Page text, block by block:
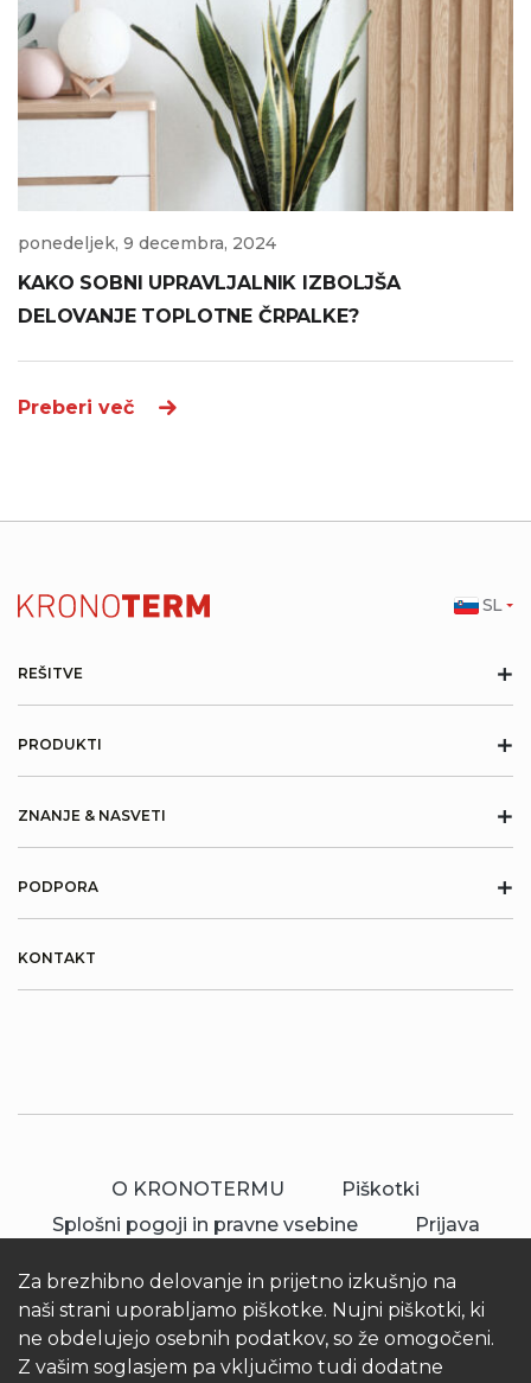
ponedeljek, 9 decembra, 2024
KAKO SOBNI UPRAVLJALNIK IZBOLJŠA
DELOVANJE TOPLOTNE ČRPALKE?
Preberi več
Za brezhibno delovanje in prijetno izkušnjo na
naši strani uporabljamo piškotke. Nujni piškotki, ki
ne obdelujejo osebnih podatkov, so že omogočeni.
Z vašim soglasjem pa vključimo tudi dodatne
REŠITVE +
PRODUKTI +
ZNANJE & NASVETI +
PODPORA +
KONTAKT
O KRONOTERMU
Piškotki
Splošni pogoji in pravne vsebine
Prijava
SL